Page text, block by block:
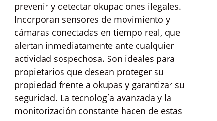
prevenir y detectar okupaciones ilegales.
Incorporan sensores de movimiento y
cámaras conectadas en tiempo real, que
alertan inmediatamente ante cualquier
actividad sospechosa. Son ideales para
propietarios que desean proteger su
propiedad frente a okupas y garantizar su
seguridad. La tecnología avanzada y la
monitorización constante hacen de estas